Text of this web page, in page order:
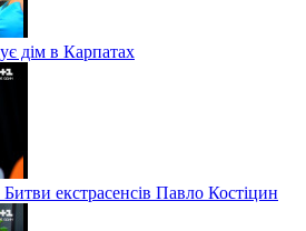
дім в Карпатах
екстрасенсів Павло Костіцин